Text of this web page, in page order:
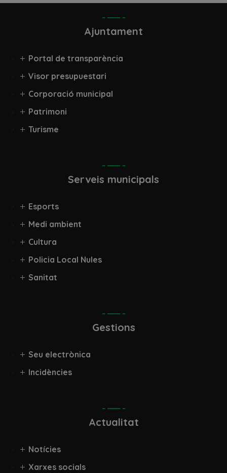
Ajuntament
Portal de transparència
Visor presupuestari
Corporació municipal
Patrimoni
Turisme
Serveis municipals
Esports
Medi ambient
Cultura
Policia Local Nules
Sanitat
Gestions
Seu electrònica
Incidències
Actualitat
Notícies
Xarxes socials